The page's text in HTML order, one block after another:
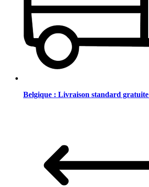
Belgique : Livraison standard gratuite